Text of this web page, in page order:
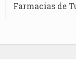
Farmacias de